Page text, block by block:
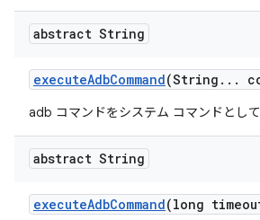
abstract String
executeAdbCommand(String . . .
adb コマンドをシステム コマンドとし
abstract String
executeAdbCommand(long